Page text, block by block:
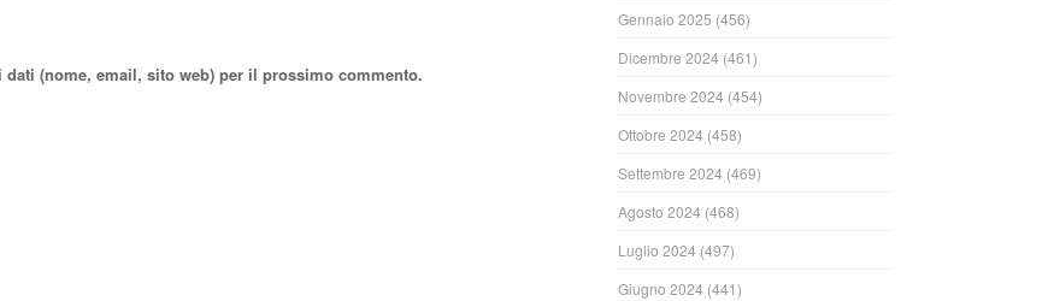
(nome, email, sito web) per il prossimo commento.
Gennaio 2025 (456)
Dicembre 2024 (461)
Novembre 2024 (454)
Ottobre 2024 (458)
Settembre 2024 (469)
Agosto 2024 (468)
Luglio 2024 (497)
Giugno 2024 (441)